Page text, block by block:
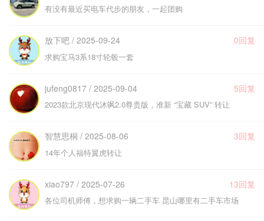
有没有最近买电车代步的朋友，一起团购
放下吧 / 2025-09-24 0回复
求购宝马3系18寸轮毂一套
jufeng0817 / 2025-09-04 5回复
2023款北京现代沐飒2.0尊贵版，准新 “宝藏 SUV” 转让
智慧思桐 / 2025-08-06 3回复
14年个人福特翼虎转让
xiao797 / 2025-07-26 13回复
各位司机师傅，想求购一辆二手车 昆山哪里有二手车市场